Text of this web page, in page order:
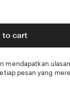
to cart
mendapatkan
pesan yang